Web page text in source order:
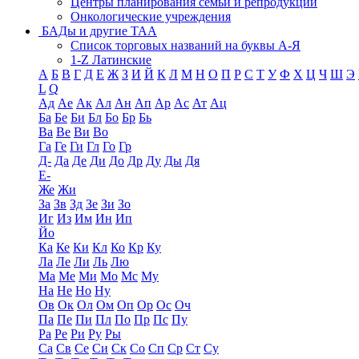
Онкологические учреждения
БАДы и другие ТАА
Список торговых названий на буквы А-Я
1-Z Латинские
А Б В Г Д Е Ж З И Й К Л М Н О П Р С Т У Ф Х Ц Ч Ш Э
L Q
Ад Ае Ак Ал Ан Ап Ар Ас Ат Ац
Ба Бе Би Бл Бо Бр Бь
Ва Ве Ви Во
Га Ге Ги Гл Го Гр
Д- Да Де Ди До Др Ду Ды Дя
Е-
Же Жи
За Зв Зд Зе Зи Зо
Иг Из Им Ин Ип
Йо
Ка Ке Ки Кл Ко Кр Ку
Ла Ле Ли Ль Лю
Ма Ме Ми Мо Мс Му
На Не Но Ну
Ов Ок Ол Ом Оп Ор Ос Оч
Па Пе Пи Пл По Пр Пс Пу
Ра Ре Ри Ру Ры
Са Св Се Си Ск Со Сп Ср Ст Су